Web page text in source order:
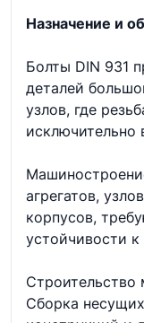
Назначение и
Болты DIN 931
деталей
узлов, где
исключительно
агрегатов,
корпусов,
устойчивости
Строительство
Сборка